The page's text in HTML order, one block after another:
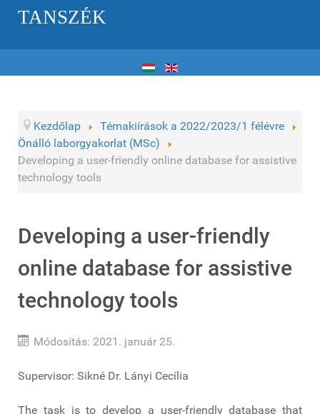
TANSZÉK
Kezdőlap
Témakiírások a 2022/2023/1 félévre
Önálló laborgyakorlat (MSc)
Developing a user-friendly online database for assistive
technology tools
Developing a user-friendly
online database for assistive
technology tools
Módosítás: 2021. január 25.
Supervisor: Sikné Dr. Lányi Cecília
The task is to develop a user-friendly database that